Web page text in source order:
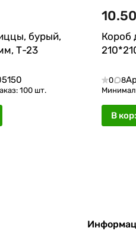
бурый,
Т-23
100 шт.
Короб
0 8
В